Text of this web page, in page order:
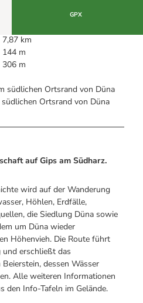
Schacht
GPX
7,87 km
144 m
306 m
südlichen Ortsrand von Düna
Ortsrand von Düna
auf Gips am Südharz.
wird auf der Wanderung
Höhlen, Erdfälle,
die Siedlung Düna sowie
um Düna wieder
Höhenvieh. Die Route führt
erschließt das
dessen Wässer
Alle weiteren Informationen
den Info-Tafeln im Gelände.